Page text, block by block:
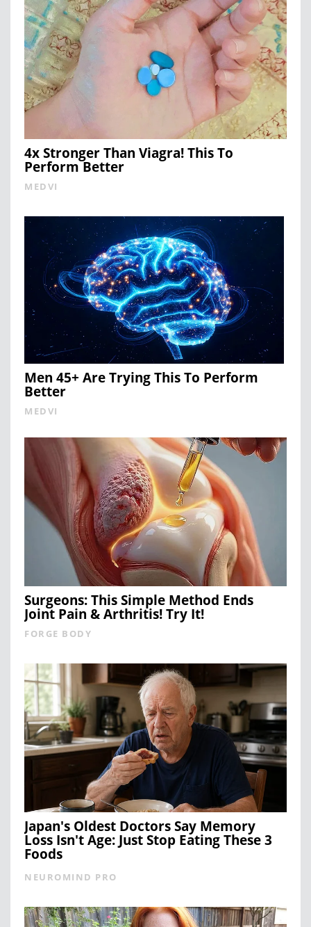
4x Stronger Than Viagra! This To
Perform Better
MEDVI
Men 45+ Are Trying This To Perform
Better
MEDVI
Surgeons: This Simple Method Ends
Joint Pain & Arthritis! Try It!
FORGE BODY
Japan's Oldest Doctors Say Memory
Loss Isn't Age: Just Stop Eating These 3
Foods
NEUROMIND PRO